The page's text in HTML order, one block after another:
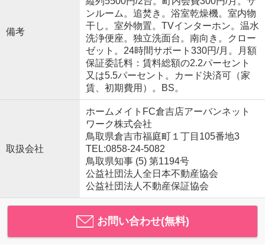
備考
ンルーム。追焚き。浴室乾燥機。室内物
干し。室外物置。TVインターホン。温水
洗浄便座。独立洗面台。南向き。クロー
ゼット。24時間サポート330円/月。月額
保証委託料：賃料総額の2.2パーセント
又は5.5パーセント。カード決済可（家
賃、初期費用）。BS。
取扱会社
ホームメイトFC倉吉店アーバンネット
ワーク株式会社
鳥取県倉吉市福庭町１丁目105番地3
TEL:0858-24-5082
鳥取県知事 (5) 第1194号
公益社団法人全日本不動産協会
公益社団法人不動産保証協会
お問い合わせ(無料)